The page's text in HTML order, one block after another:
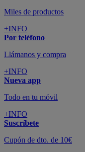
Miles de productos
+INFO
Por teléfono
Llámanos y compra
+INFO
Nueva app
Todo en tu móvil
+INFO
Suscríbete
Cupón de dto. de 10€